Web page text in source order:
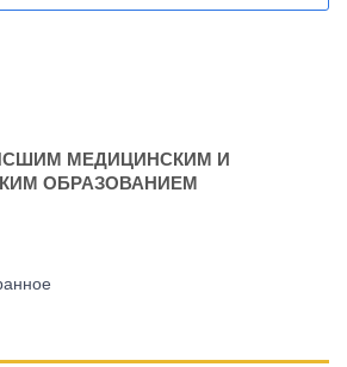
МЕДИЦИНСКИМ И
ОБРАЗОВАНИЕМ